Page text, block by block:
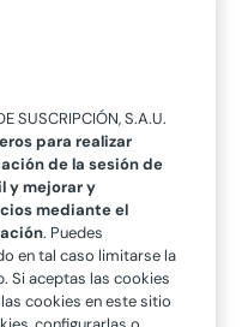
mínimo de los 250
parte de las
emergentes”,
calificativo -
o
de grandes
a convertirse, a su
SUSCRIPCIÓN, S.A.U.
para realizar
de la sesión de
y mejorar y
mediante el
. Puedes
en tal caso limitarse la
Si aceptas las cookies
cookies en este sitio